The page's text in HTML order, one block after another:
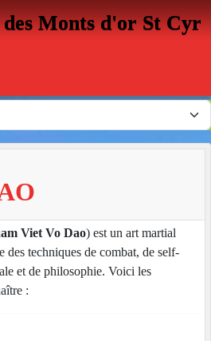
Monts d'or St Cyr
Viet Vo Dao) est un art martial
techniques de combat, de self-
et de philosophie. Voici les
: